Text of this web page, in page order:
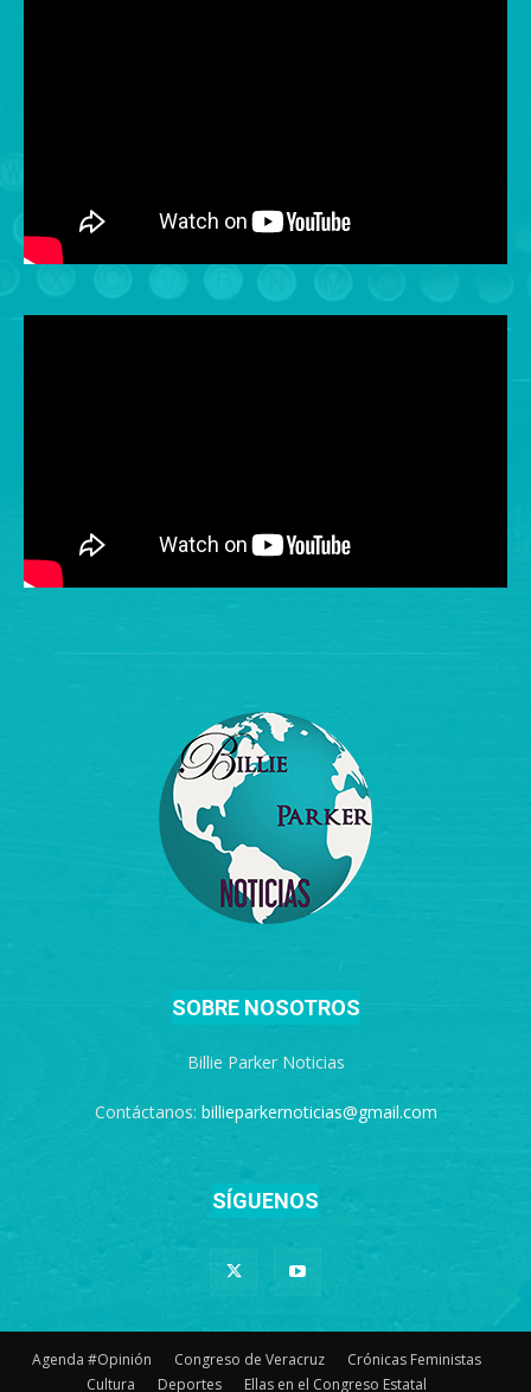
SOBRE NOSOTROS
Billie Parker Noticias
Contáctanos: billieparkernoticias@gmail.com
SÍGUENOS
Agenda #Opinión Congreso de Veracruz
Crónicas Feministas
Cultura
Deportes Ellas en el Congreso Estatal